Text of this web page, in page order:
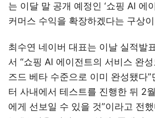
는 이달 말 공개 예정인 ‘쇼핑 AI 에
커머스 수익을 확장하겠다는 구상
최수연 네이버 대표는 이날 실적발
서 “쇼핑 AI 에이전트의 서비스 완
즈드 베타 수준으로 이미 완성됐다”
터 사내에서 테스트를 진행한 뒤 2
에게 선보일 수 있을 것”이라고 전